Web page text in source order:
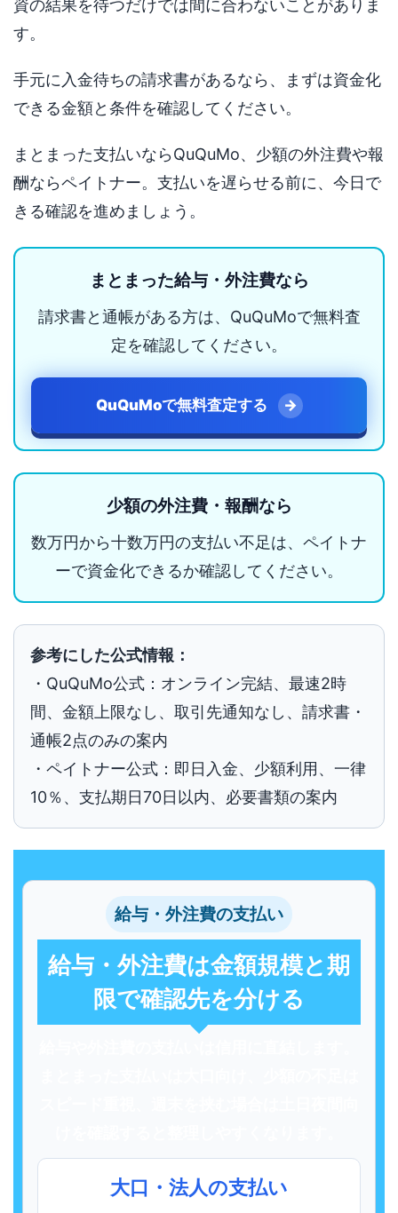
資の結果を待つだけでは間に合わないことがありま
す。
手元に入金待ちの請求書があるなら、まずは資金化
できる金額と条件を確認してください。
まとまった支払いならQuQuMo、少額の外注費や報
酬ならペイトナー。支払いを遅らせる前に、今日で
きる確認を進めましょう。
まとまった給与・外注費なら
請求書と通帳がある方は、QuQuMoで無料査
定を確認してください。
QuQuMoで無料査定する
少額の外注費・報酬なら
数万円から十数万円の支払い不足は、ペイトナ
ーで資金化できるか確認してください。
参考にした公式情報：
・QuQuMo公式：オンライン完結、最速2時
間、金額上限なし、取引先通知なし、請求書・
通帳2点のみの案内
・ペイトナー公式：即日入金、少額利用、一律
10％、支払期日70日以内、必要書類の案内
給与・外注費の支払い
給与・外注費は金額規模と期
限で確認先を分ける
大口・法人の支払い